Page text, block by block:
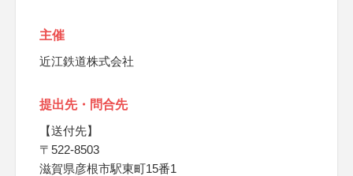
主催
近江鉄道株式会社
提出先・問合先
【送付先】
〒522-8503
滋賀県彦根市駅東町15番1